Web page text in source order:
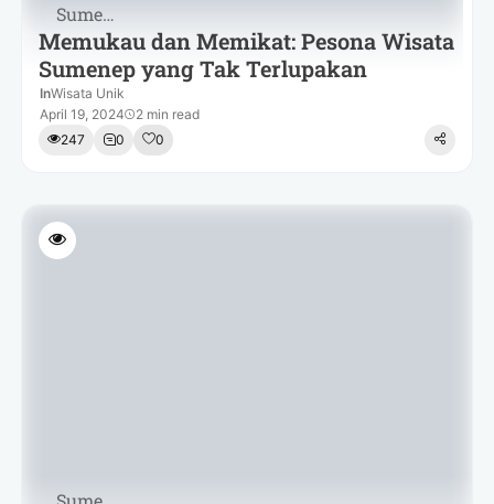
Sumenep
Memukau dan Memikat: Pesona Wisata
Sumenep yang Tak Terlupakan
InWisata Unik
April 19, 2024
2 min read
247
0 0